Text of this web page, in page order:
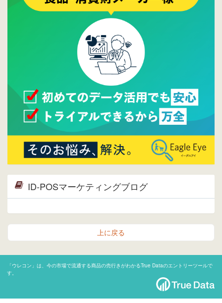
2015/09/28
ウレコンが機能拡充し、サイトリニューアル
しました。⇒
ウレコンFacebook
Facebookページを開設しました。詳細は
ら。
ウレコンサイトリリースしました。
ID-POSマーケティングブログ
上に戻る
「ウレコン」は、今の市場で流通する商品の売行きがわかるTrue Dataのエントリーツールで
す。